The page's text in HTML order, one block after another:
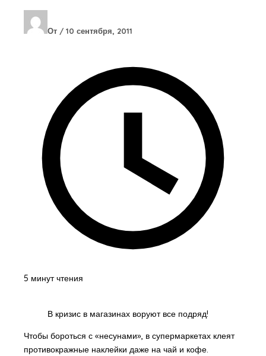
От / 10 сентября, 2011
5 минут чтения
В кризис в магазинах воруют все подряд!
Чтобы бороться с «несунами», в супермаркетах клеят
противокражные наклейки даже на чай и кофе.